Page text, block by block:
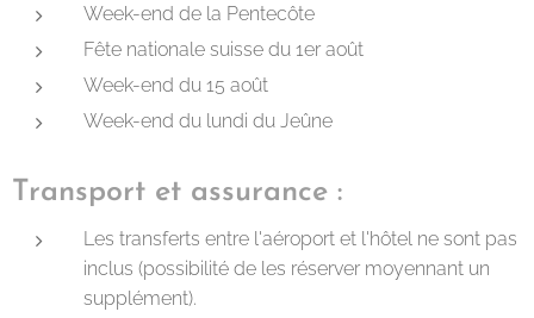
Week-end de la Pentecôte
Fête nationale suisse du 1er août
Week-end du 15 août
Week-end du lundi du Jeûne
Transport et assurance :
Les transferts entre l'aéroport et l'hôtel ne sont pas
inclus (possibilité de les réserver moyennant un
supplément).